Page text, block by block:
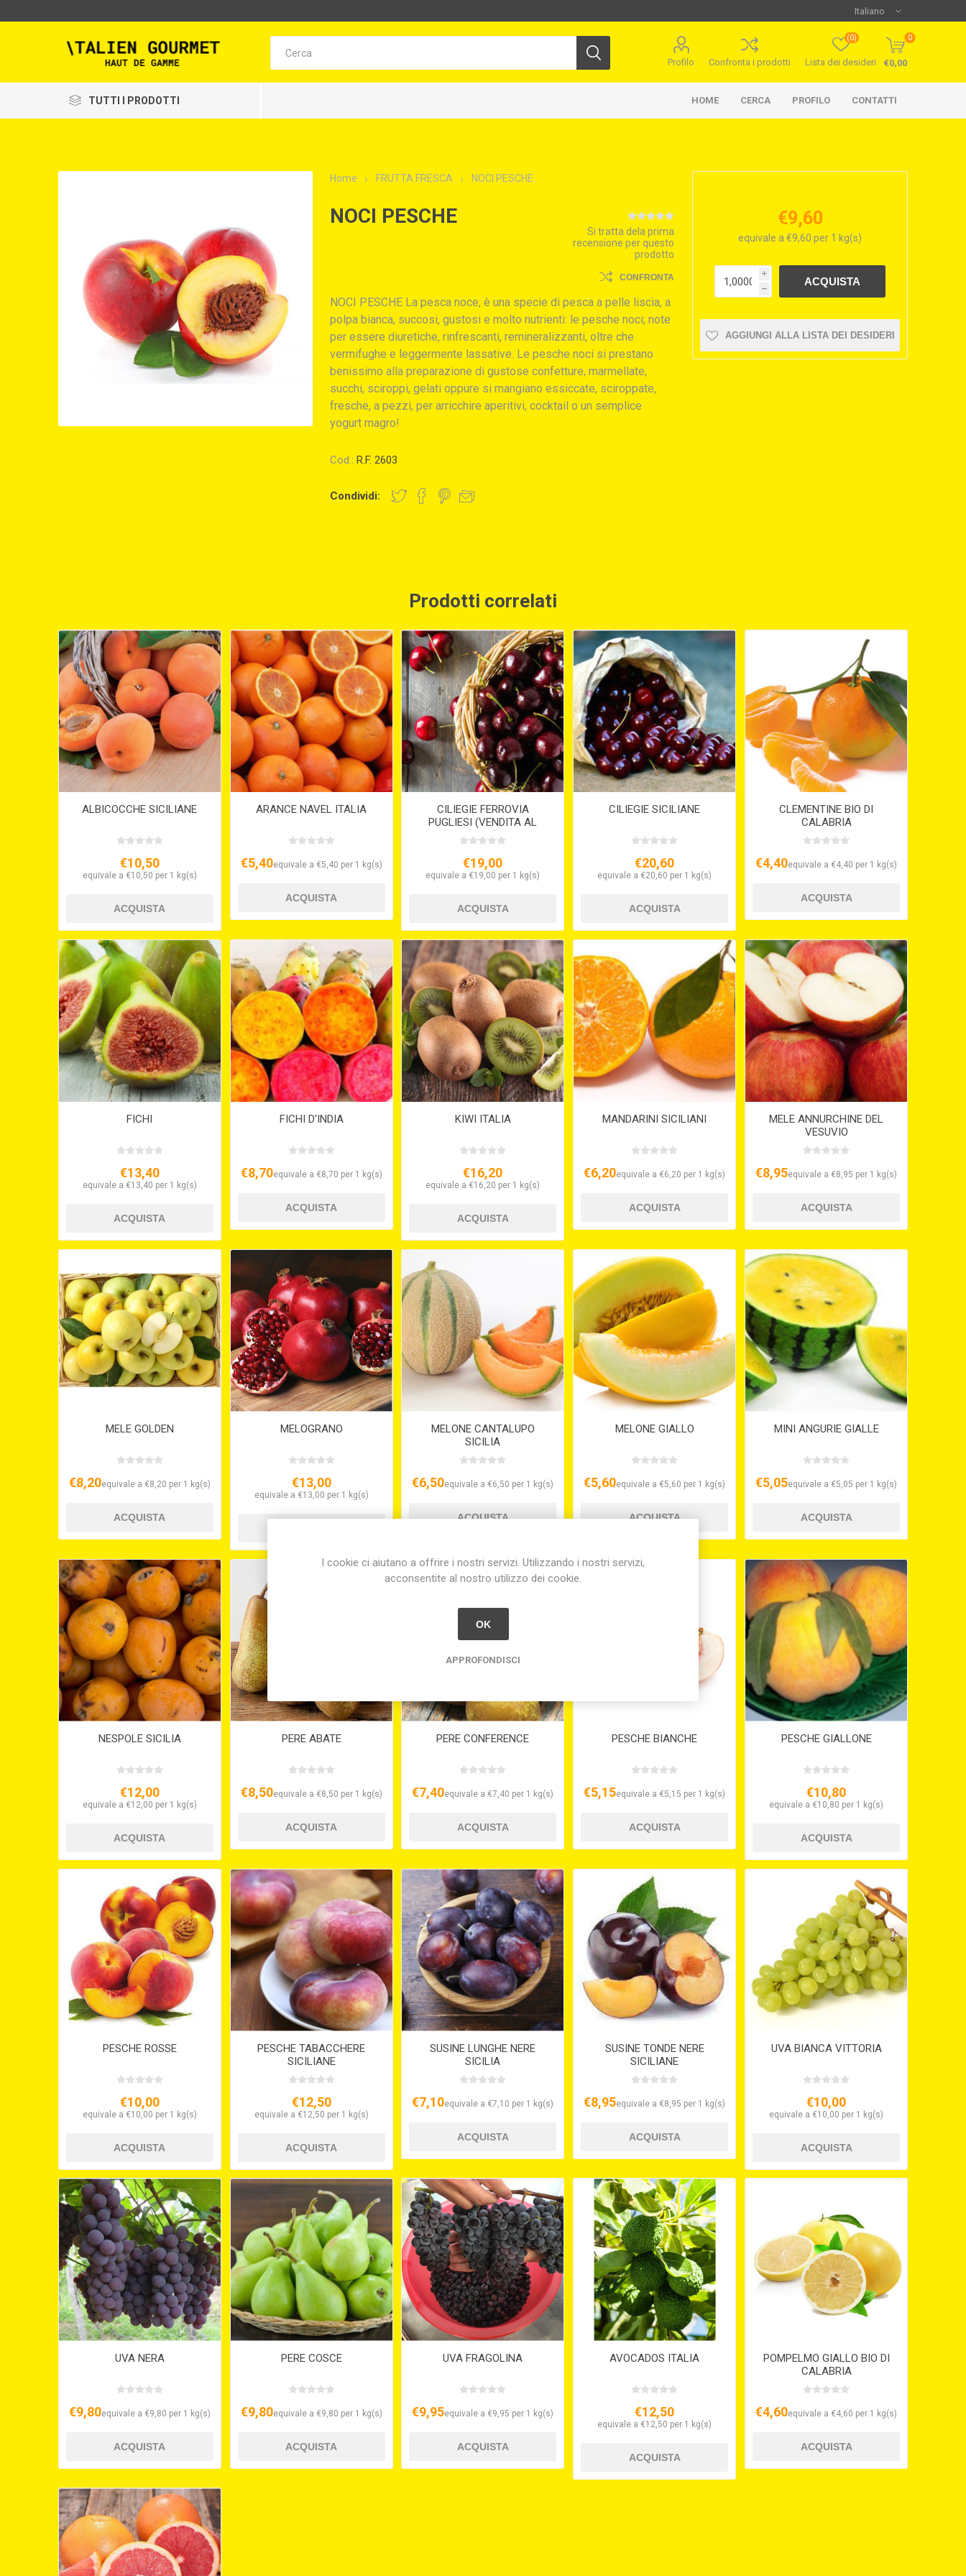
Profilo Confronta i prodotti Lista dei desideri
(0) 0
€0,00
TUTTI I PRODOTTI HOME CERCA PROFILO CONTATTI
Home FRUTTA FRESCA NOCI PESCHE
NOCI PESCHE
Si tratta dela prima
recensione per questo
prodotto
CONFRONTA
NOCI PESCHE La pesca noce, è una specie di pesca a pelle liscia, a
polpa bianca, succosi, gustosi e molto nutrienti: le pesche noci; note
per essere diuretiche, rinfrescanti, remineralizzanti, oltre che
vermifughe e leggermente lassative. Le pesche noci si prestano
benissimo alla preparazione di gustose confetture, marmellate,
succhi, sciroppi, gelati oppure si mangiano essiccate, sciroppate,
fresche, a pezzi, per arricchire aperitivi, cocktail o un semplice
yogurt magro!
Cod.: R.F. 2603
Condividi:
€9,60
equivale a €9,60 per 1 kg(s)
i
h
AGGIUNGI ALLA LISTA DEI DESIDERI
Prodotti correlati
ALBICOCCHE SICILIANE
€10,50
equivale a €10,50 per 1 kg(s)
ARANCE NAVEL ITALIA
€5,40equivale a €5,40 per 1 kg(s)
CILIEGIE FERROVIA
PUGLIESI (VENDITA AL
PESO)
€19,00
equivale a €19,00 per 1 kg(s)
CILIEGIE SICILIANE
€20,60
equivale a €20,60 per 1 kg(s)
CLEMENTINE BIO DI
CALABRIA
€4,40equivale a €4,40 per 1 kg(s)
FICHI
€13,40
equivale a €13,40 per 1 kg(s)
FICHI D'INDIA
€8,70equivale a €8,70 per 1 kg(s)
KIWI ITALIA
€16,20
equivale a €16,20 per 1 kg(s)
MANDARINI SICILIANI
€6,20equivale a €6,20 per 1 kg(s)
MELE ANNURCHINE DEL
VESUVIO
€8,95equivale a €8,95 per 1 kg(s)
MELE GOLDEN
€8,20equivale a €8,20 per 1 kg(s)
MELOGRANO
€13,00
equivale a €13,00 per 1 kg(s)
MELONE CANTALUPO
SICILIA
€6,50equivale a €6,50 per 1 kg(s)
MELONE GIALLO
€5,60equivale a €5,60 per 1 kg(s)
MINI ANGURIE GIALLE
€5,05equivale a €5,05 per 1 kg(s)
NESPOLE SICILIA
€12,00
equivale a €12,00 per 1 kg(s)
PERE ABATE
€8,50equivale a €8,50 per 1 kg(s)
PERE CONFERENCE
€7,40equivale a €7,40 per 1 kg(s)
PESCHE BIANCHE
€5,15equivale a €5,15 per 1 kg(s)
PESCHE GIALLONE
€10,80
equivale a €10,80 per 1 kg(s)
PESCHE ROSSE
€10,00
equivale a €10,00 per 1 kg(s)
PESCHE TABACCHERE
SICILIANE
€12,50
equivale a €12,50 per 1 kg(s)
SUSINE LUNGHE NERE
SICILIA
€7,10equivale a €7,10 per 1 kg(s)
SUSINE TONDE NERE
SICILIANE
€8,95equivale a €8,95 per 1 kg(s)
UVA BIANCA VITTORIA
€10,00
equivale a €10,00 per 1 kg(s)
UVA NERA
€9,80equivale a €9,80 per 1 kg(s)
PERE COSCE
€9,80equivale a €9,80 per 1 kg(s)
UVA FRAGOLINA
€9,95equivale a €9,95 per 1 kg(s)
AVOCADOS ITALIA
€12,50
equivale a €12,50 per 1 kg(s)
POMPELMO GIALLO BIO DI
CALABRIA
€4,60equivale a €4,60 per 1 kg(s)
I cookie ci aiutano a offrire i nostri servizi. Utilizzando i nostri servizi,
acconsentite al nostro utilizzo dei cookie.
OK
APPROFONDISCI